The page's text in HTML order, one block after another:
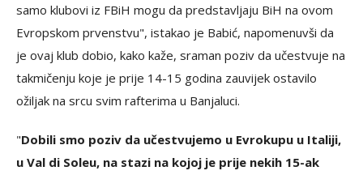
samo klubovi iz FBiH mogu da predstavljaju BiH na ovom
Evropskom prvenstvu", istakao je Babić, napomenuvši da
je ovaj klub dobio, kako kaže, sraman poziv da učestvuje na
takmičenju koje je prije 14-15 godina zauvijek ostavilo
ožiljak na srcu svim rafterima u Banjaluci.
"Dobili smo poziv da učestvujemo u Evrokupu u Italiji,
u Val di Soleu, na stazi na kojoj je prije nekih 15-ak